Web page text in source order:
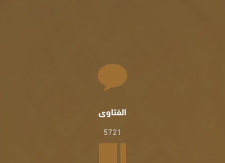
الفتاوى
5721